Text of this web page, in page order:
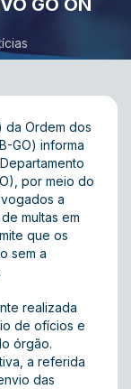
GO ON
da Ordem dos
GO) informa
por meio do
a
multas em
que os
sem a
realizada
de ofícios e
órgão.
a referida
das